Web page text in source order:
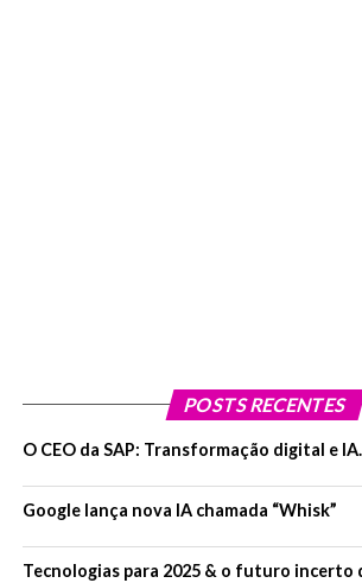
POSTS RECENTES
O CEO da SAP: Transformação digital e IA.
Google lança nova IA chamada “Whisk”
Tecnologias para 2025 & o futuro incerto